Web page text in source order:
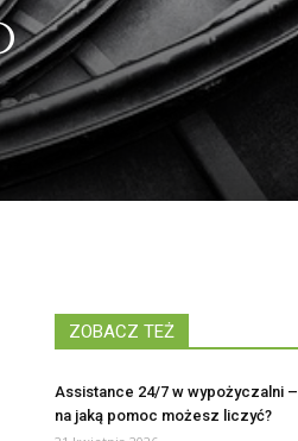
ZOBACZ TEŻ
Assistance 24/7 w wypożyczalni –
na jaką pomoc możesz liczyć?